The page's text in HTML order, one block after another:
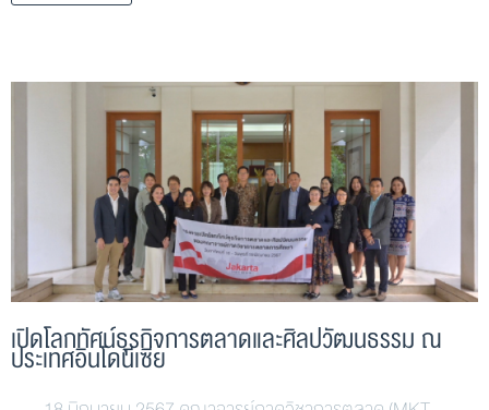
เปิดโลกทัศน์ธุรกิจการตลาดและศิลปวัฒนธรรม ณ
ประเทศอินโดนีเซีย